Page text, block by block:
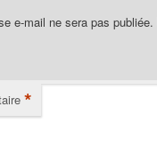
e-mail ne sera pas publiée.
*